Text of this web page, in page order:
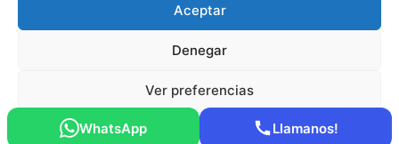
Aceptar
Denegar
Ver preferencias
Cookies
Pago seguro: Tarjeta de Crédito / Débito Amazon Pay Klarna Link
© 2026 ViveroPlantas Online S.L. · NIF B27640622
WhatsApp Llamanos!